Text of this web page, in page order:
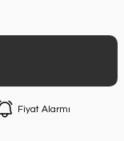
Fiyat Alarmı